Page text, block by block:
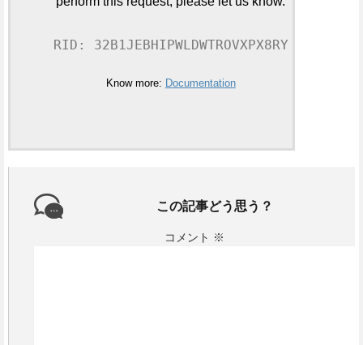
RID: 32B1JEBHIPWLDWTROVXPX8RY
Know more: Documentation
この記事どう思う？
コメント ※